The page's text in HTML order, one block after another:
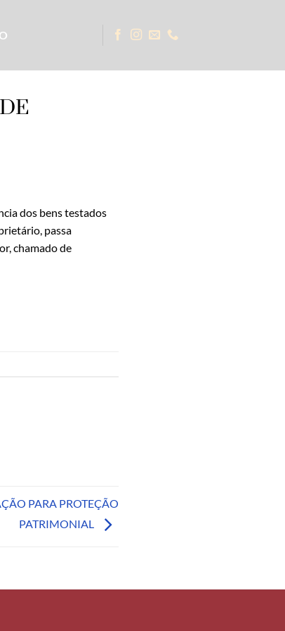
dos bens testados
passa
chamado de
PARA PROTEÇÃO
PATRIMONIAL